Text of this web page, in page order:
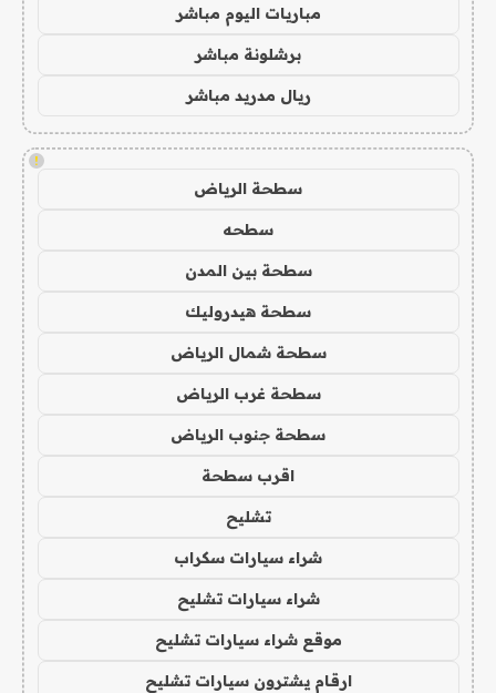
مباريات اليوم مباشر
برشلونة مباشر
ريال مدريد مباشر
!
سطحة الرياض
سطحه
سطحة بين المدن
سطحة هيدروليك
سطحة شمال الرياض
سطحة غرب الرياض
سطحة جنوب الرياض
اقرب سطحة
تشليح
شراء سيارات سكراب
شراء سيارات تشليح
موقع شراء سيارات تشليح
ارقام يشترون سيارات تشليح